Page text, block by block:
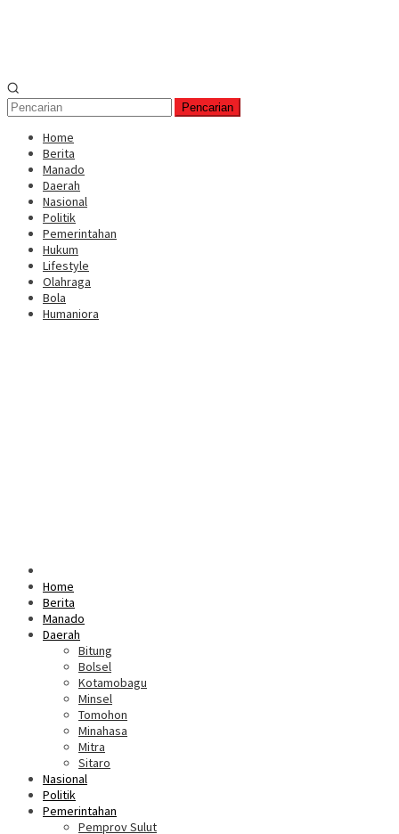
Pencarian
Home
Berita
Manado
Daerah
Nasional
Politik
Pemerintahan
Hukum
Lifestyle
Olahraga
Bola
Humaniora
Home
Berita
Manado
Daerah
Bitung
Bolsel
Kotamobagu
Minsel
Tomohon
Minahasa
Mitra
Sitaro
Nasional
Politik
Pemerintahan
Pemprov Sulut